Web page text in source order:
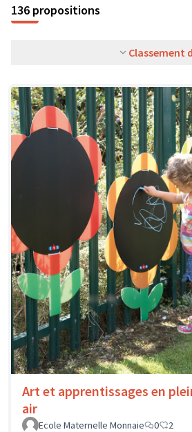
136 propositions
Classement
Art et apprentissages en
air
Ecole Maternelle Monnaie
0 2